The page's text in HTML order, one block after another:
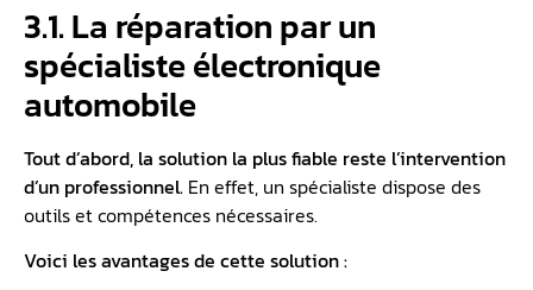
3.1. La réparation par un
spécialiste électronique
automobile
Tout d’abord, la solution la plus fiable reste l’intervention
d’un professionnel. En effet, un spécialiste dispose des
outils et compétences nécessaires.
Voici les avantages de cette solution :